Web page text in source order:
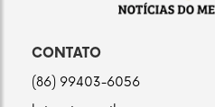
CONTATO
(86) 99403-6056